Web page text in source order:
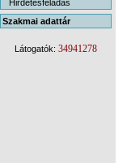
Hirdetésfeladás
Szakmai adattár
Látogatók: 34941278